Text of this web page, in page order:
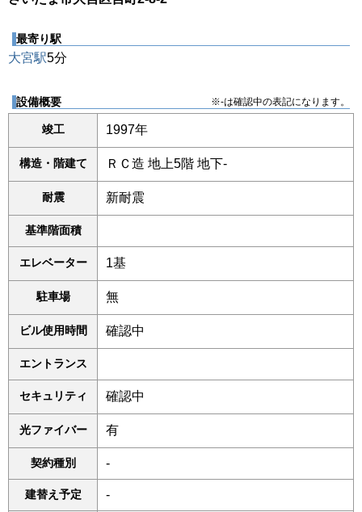
最寄り駅
大宮駅5分
設備概要 ※-は確認中の表記になります。
竣工 1997年
構造・階建て ＲＣ造 地上5階 地下-
耐震 新耐震
基準階面積
エレベーター 1基
駐車場 無
ビル使用時間 確認中
エントランス
セキュリティ 確認中
光ファイバー 有
契約種別 -
建替え予定 -